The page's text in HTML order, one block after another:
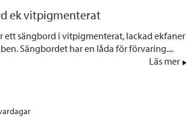
ek vitpigmenterat
ett sängbord i vitpigmenterat, lackad ekfaner
Sängbordet har en låda för förvaring....
Läs mer